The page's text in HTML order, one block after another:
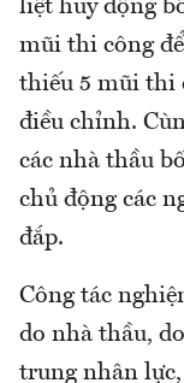
liệt huy động
mũi thi công
thiếu 5 mũi thi
điều chỉnh.
các nhà thầu
chủ động các
đắp.
Công tác
do nhà thầu,
trung nhân